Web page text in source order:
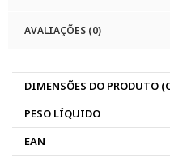
AVALIAÇÕES (0)
DIMENSÕES DO PRODUTO
PESO LÍQUIDO
EAN